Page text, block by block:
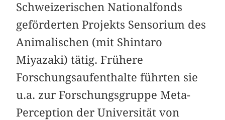
Schweizerischen Nationalfonds
geförderten Projekts Sensorium des
Animalischen (mit Shintaro
Miyazaki) tätig. Frühere
Forschungsaufenthalte führten sie
u.a. zur Forschungsgruppe Meta-
Perception der Universität von